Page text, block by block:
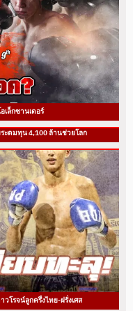
เล็กซานเดอร์
ะดมทุน 4,100 ล้านช่วยโลก
โรจน์ลูกครึ่งไทย-ฝรั่งเศส